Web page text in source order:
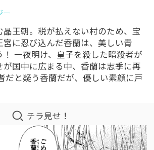
ー
王朝。税が払えない村のため、宝
宮に忍び込んだ香蘭は、美しい青
一夜明け、皇子を殺した暗殺者が
国中に広まる中、香蘭は志季に再
だと疑う香蘭だが、優しい素顔に戸
チラ見せ！